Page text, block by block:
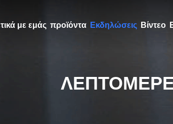
με εμάς προϊόντα Εκδηλώσεις Βίντεο